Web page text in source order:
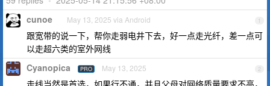
1
cunoe May 13, 2025 via Android
跟宽带的说一下，帮你走弱电井下去，好一点走光纤，差一点可
以走超六类的室外网线
2
Cyanopica PRO May 13, 2025
走线当然是首选，如果行不通，并且父母对网络质量要求不高，